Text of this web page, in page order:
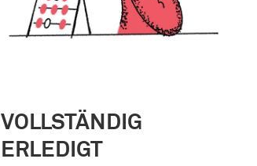
VOLLSTÄNDIG
ERLEDIGT